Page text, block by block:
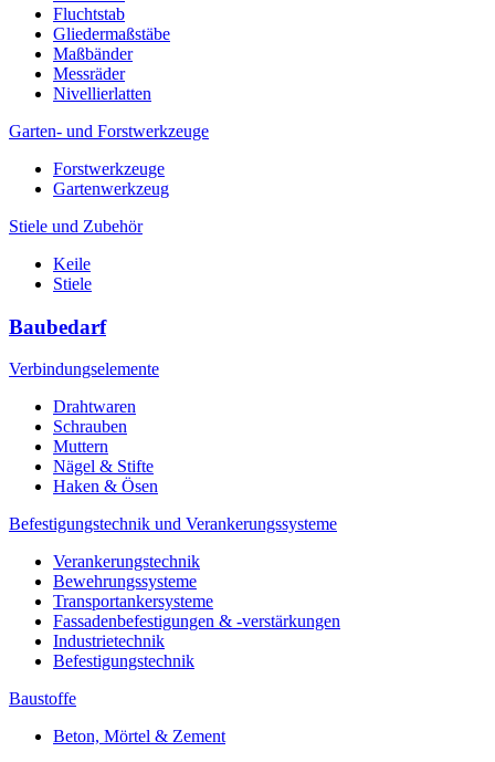
Fluchtstab
Gliedermaßstäbe
Maßbänder
Messräder
Nivellierlatten
Garten- und Forstwerkzeuge
Forstwerkzeuge
Gartenwerkzeug
Stiele und Zubehör
Keile
Stiele
Baubedarf
Verbindungselemente
Drahtwaren
Schrauben
Muttern
Nägel & Stifte
Haken & Ösen
Befestigungstechnik und Verankerungssysteme
Verankerungstechnik
Bewehrungssysteme
Transportankersysteme
Fassadenbefestigungen & -verstärkungen
Industrietechnik
Befestigungstechnik
Baustoffe
Beton, Mörtel & Zement